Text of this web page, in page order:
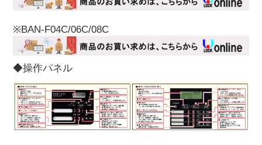
※BAN-F04C/06C/08C
◆操作パネル